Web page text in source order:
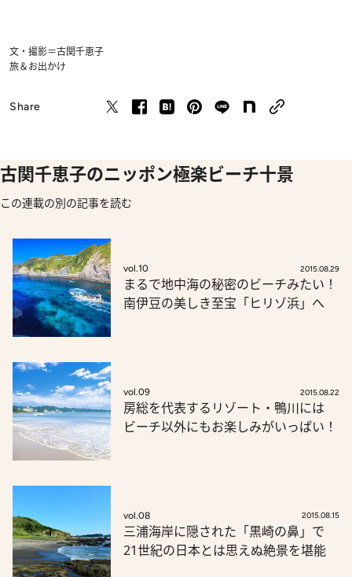
文・撮影＝古関千恵子
旅＆お出かけ
Share
古関千恵子のニッポン極楽ビーチ十景
この連載の別の記事を読む
vol.10 2015.08.29
まるで地中海の秘密のビーチみたい！
南伊豆の美しき至宝「ヒリゾ浜」へ
vol.09 2015.08.22
房総を代表するリゾート・鴨川には
ビーチ以外にもお楽しみがいっぱい！
vol.08 2015.08.15
三浦海岸に隠された「黒崎の鼻」で
21世紀の日本とは思えぬ絶景を堪能